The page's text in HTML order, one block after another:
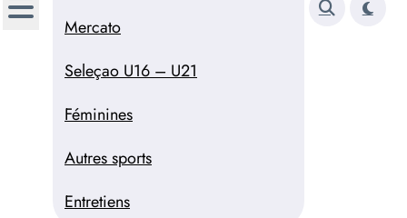
Mercato
Seleçao U16 – U21
Féminines
Autres sports
Entretiens